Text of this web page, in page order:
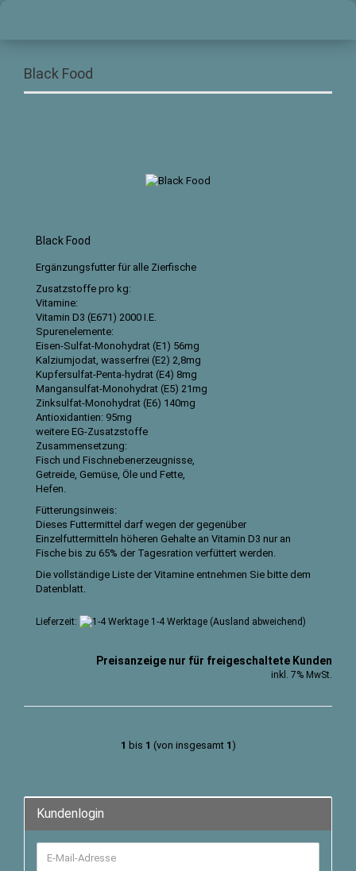
Black Food
Black Food
Ergänzungsfutter für alle Zierfische
Zusatzstoffe pro kg:
Vitamine:
Vitamin D3 (E671) 2000 I.E.
Spurenelemente:
Eisen-Sulfat-Monohydrat (E1) 56mg
Kalziumjodat, wasserfrei (E2) 2,8mg
Kupfersulfat-Penta-hydrat (E4) 8mg
Mangansulfat-Monohydrat (E5) 21mg
Zinksulfat-Monohydrat (E6) 140mg
Antioxidantien: 95mg
weitere EG-Zusatzstoffe
Zusammensetzung:
Fisch und Fischnebenerzeugnisse,
Getreide, Gemüse, Öle und Fette,
Hefen.
Fütterungsinweis:
Dieses Futtermittel darf wegen der gegenüber
Einzelfuttermitteln höheren Gehalte an Vitamin D3 nur an
Fische bis zu 65% der Tagesration verfüttert werden.
Die vollständige Liste der Vitamine entnehmen Sie bitte dem
Datenblatt.
Lieferzeit: 1-4 Werktage (Ausland abweichend)
Preisanzeige nur für freigeschaltete Kunden
inkl. 7% MwSt.
1 bis 1 (von insgesamt 1 )
Kundenlogin